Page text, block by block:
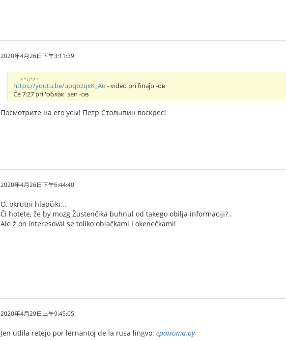
2020年4月26日下午3:11:39
sergejm:
https://youtu.be/uoqb2qxK_Ao - video pri finaĵo -ов
Ĉe 7:27 pri 'облак' sen -ов
Посмотрите на его усы! Петр Столыпин воскрес!
2020年4月26日下午6:44:40
O, okrutni hlapčiki...
Či hotete, že by mozg Žustenčika buhnul od takego obilja informaciji?..
Ale ž on interesoval se toliko oblačkami I okenečkami!
2020年4月29日上午9:45:05
Jen utlila retejo por lernantoj de la rusa lingvo: грамота.ру